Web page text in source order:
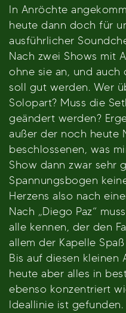
In Anröchte
heute dann doch für
ausführlicher
Nach zwei Shows mit
ohne sie an, und auch
soll gut werden. Wer
Solopart? Muss die
geändert werden?
außer der noch heute
beschlossenen, was
Show dann zwar sehr
Spannungsbogen
Herzens also nach
Nach „Diego Paz“
alle kennen, der den
allem der Kapelle
Bis auf diesen kleinen
heute aber alles in
ebenso konzentriert
Ideallinie ist